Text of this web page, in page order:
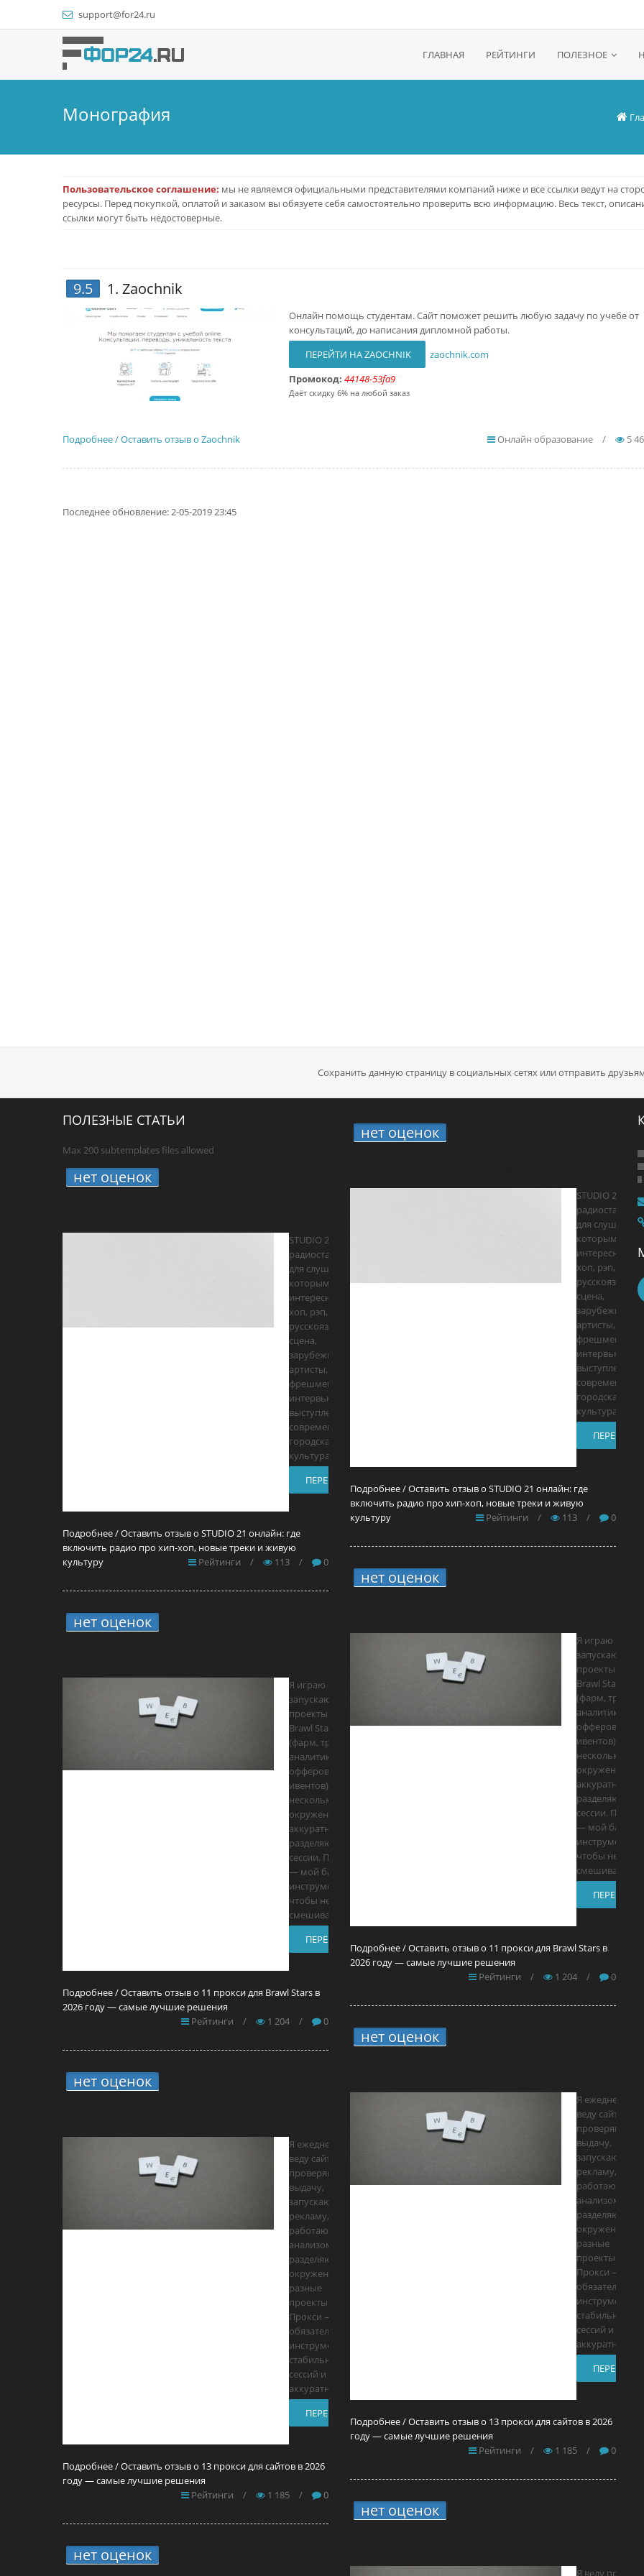
support@for24.ru
ГЛАВНАЯ РЕЙТИНГИ ПОЛЕЗНОЕ
Монография
Пользовательское соглашение: мы не являемся официальными представителями компаний ниже и все ссылки ведут на
ресурсы. Перед покупкой, оплатой и заказом вы обязуете себя самостоятельно проверить всю информацию. Весь текст,
ссылки могут быть недостоверные.
9.5 1. Zaochnik
Онлайн помощь студентам. Сайт поможет решить любую задачу по учебе от
консультаций, до написания дипломной работы.
ПЕРЕЙТИ НА ZAOCHNIK
zaochnik.com
Промокод: 44148-53fa9
Даёт скидку 6% на любой заказ
Подробнее / Оставить отзыв о Zaochnik Онлайн образование / 5
Последнее обновление: 2-05-2019 23:45
Сохранить данную страницу в социальных сетях или отправить
ПОЛЕЗНЫЕ СТАТЬИ
Max 200 subtemplates files allowed
нет оценок
STUDIO 21 —
радиостанция
для слушателей,
которым
интересны хип-
хоп, рэп, R&B,
русскоязычная
сцена,
зарубежные
артисты,
фрешмены,
интервью, live-
выступления и
современная
городская
культура. Это
ПЕРЕЙТИ
Подробнее / Оставить отзыв о STUDIO 21 онлайн: где
включить радио про хип-хоп, новые треки и живую
культуру
Рейтинги / 113 / 0
нет оценок
Я играю и
запускаю
проекты вокруг
Brawl Stars
(фарм, трейд,
аналитика
офферов и
ивентов), держу
несколько
окружений и
аккуратно
разделяю
сессии. Прокси
— мой базовый
инструмент,
чтобы не
смешивать
ПЕРЕЙТИ
Подробнее / Оставить отзыв о 11 прокси для Brawl Stars в
2026 году — самые лучшие решения
Рейтинги
/ 1 204 / 0
нет оценок
Я ежедневно
веду сайты,
проверяю
выдачу,
запускаю
рекламу,
работаю с SEO/
анализом и
разделяю
окружения под
разные
проекты.
Прокси — мой
обязательный
инструмент для
стабильных
сессий и
аккуратного
ПЕРЕЙТИ
Подробнее / Оставить отзыв о 13 прокси для сайтов в 2026
году — самые лучшие решения
Рейтинги
/ 1 185 / 0
нет оценок
нет оценок
STUDIO 21 —
радиостанция
для
которым
интересны
хоп, рэп, R&B,
русскоязычная
сцена,
зарубежные
артисты,
фрешмены,
интервью, live-
выступления и
современная
городская
культура. Это
ПЕРЕЙТИ
Подробнее / Оставить отзыв о STUDIO 21 онлайн: где
включить радио про хип-хоп, новые треки и живую
культуру
Рейтинги / 113 / 0
нет оценок
Я играю и
запускаю
проекты вокруг
Brawl Stars
(фарм, трейд,
аналитика
офферов и
ивентов), держу
несколько
окружений и
аккуратно
разделяю
сессии. Прокси
— мой базовый
инструмент,
чтобы не
смешивать
ПЕРЕЙТИ
Подробнее / Оставить отзыв о 11 прокси для Brawl Stars в
2026 году — самые лучшие решения
Рейтинги
/ 1 204 / 0
нет оценок
Я ежедневно
веду сайты,
проверяю
выдачу,
запускаю
рекламу,
работаю с SEO/
анализом и
разделяю
окружения под
разные
проекты.
Прокси — мой
обязательный
инструмент для
стабильных
сессий и
аккуратного
ПЕРЕЙТИ
Подробнее / Оставить отзыв о 13 прокси для сайтов в 2026
году — самые лучшие решения
Рейтинги
/ 1 185 / 0
нет оценок
Я веду проекты